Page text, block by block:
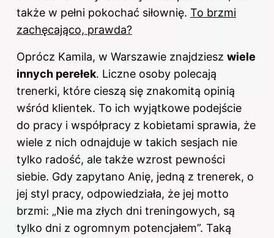
także w pełni pokochać siłownię. To brzmi
zachęcająco, prawda?
Oprócz Kamila, w Warszawie znajdziesz wiele
innych perełek. Liczne osoby polecają
trenerki, które cieszą się znakomitą opinią
wśród klientek. To ich wyjątkowe podejście
do pracy i współpracy z kobietami sprawia, że
wiele z nich odnajduje w takich sesjach nie
tylko radość, ale także wzrost pewności
siebie. Gdy zapytano Anię, jedną z trenerek, o
jej styl pracy, odpowiedziała, że jej motto
brzmi: „Nie ma złych dni treningowych, są
tylko dni z ogromnym potencjałem”. Taką